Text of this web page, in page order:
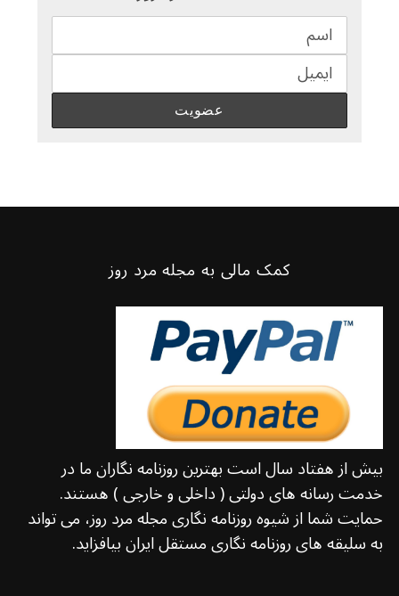
کمک مالی به مجله مرد روز
بیش از هفتاد سال است بهترین روزنامه نگاران ما در
خدمت رسانه های دولتی ( داخلی و خارجی ) هستند.
حمایت شما از شیوه روزنامه نگاری مجله مرد روز، می تواند
به سلیقه های روزنامه نگاری مستقل ایران بیافزاید.